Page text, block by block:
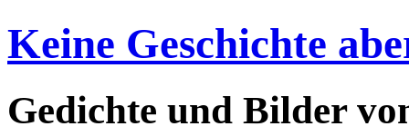
Keine Geschichte
Gedichte und Bilder